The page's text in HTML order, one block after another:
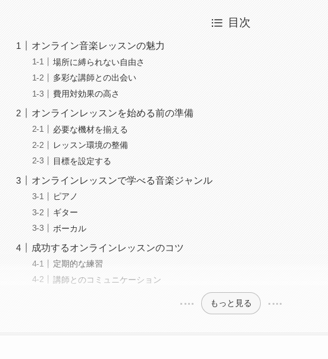
目次
オンライン音楽レッスンの魅力
場所に縛られない自由さ
多彩な講師との出会い
費用対効果の高さ
オンラインレッスンを始める前の準備
必要な機材を揃える
レッスン環境の整備
目標を設定する
オンラインレッスンで学べる音楽ジャンル
ピアノ
ギター
ボーカル
成功するオンラインレッスンのコツ
定期的な練習
講師とのコミュニケーション
もっと見る